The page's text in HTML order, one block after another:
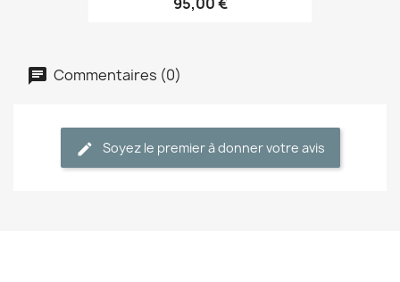
Commentaires (0)
Soyez le premier à donner votre avis